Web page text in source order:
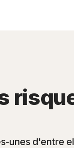
unes d'entre